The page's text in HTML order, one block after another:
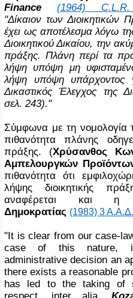
Finance
(1964) C.L.R.
"Δίκαιον των
έχει ως αποτέλεσμα λόγω
Διοικητικού Δικαίου, την
πράξης. Πλάνη περί τα
λήψη υπόψη μη
λήψη υπόψη υπάρχοντος
Δικαστικός Έλεγχος της
σελ. 243)."
Σύμφωνα με τη νομολογία
πιθανότητα πλάνης
πράξης. (Χρύσανθος
Αμπελουργκών
πιθανότητα ότι
λήψης διοικητικής
αναφέρεται και
Δημοκρατίας (1983) 3
"It is clear from our case-
case of this nature,
administrative decision an
there exists a reasonable
has led to the taking of
respect, inter alia,